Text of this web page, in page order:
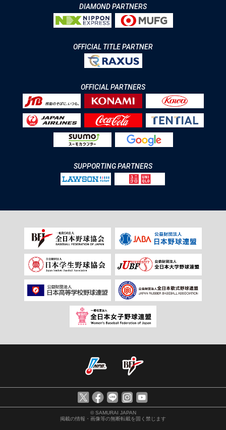
DIAMOND PARTNERS
OFFICIAL TITLE PARTNER
OFFICIAL PARTNERS
SUPPORTING PARTNERS
© SAMURAI JAPAN
掲載の情報・画像等の無断転載を固く禁じます